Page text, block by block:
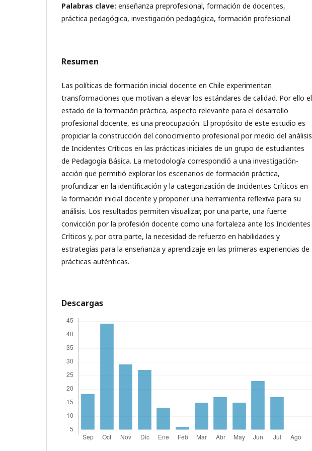
Palabras clave: enseñanza preprofesional, formación de docentes,
práctica pedagógica, investigación pedagógica, formación profesional
Resumen
Las políticas de formación inicial docente en Chile experimentan
transformaciones que motivan a elevar los estándares de calidad. Por ello el
estado de la formación práctica, aspecto relevante para el desarrollo
profesional docente, es una preocupación. El propósito de este estudio es
propiciar la construcción del conocimiento profesional por medio del análisis
de Incidentes Críticos en las prácticas iniciales de un grupo de estudiantes
de Pedagogía Básica. La metodología correspondió a una investigación-
acción que permitió explorar los escenarios de formación práctica,
profundizar en la identificación y la categorización de Incidentes Críticos en
la formación inicial docente y proponer una herramienta reflexiva para su
análisis. Los resultados permiten visualizar, por una parte, una fuerte
convicción por la profesión docente como una fortaleza ante los Incidentes
Críticos y, por otra parte, la necesidad de refuerzo en habilidades y
estrategias para la enseñanza y aprendizaje en las primeras experiencias de
prácticas auténticas.
Descargas